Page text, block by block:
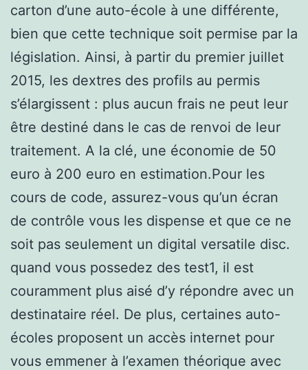
carton d’une auto-école à une différente,
bien que cette technique soit permise par la
législation. Ainsi, à partir du premier juillet
2015, les dextres des profils au permis
s’élargissent : plus aucun frais ne peut leur
être destiné dans le cas de renvoi de leur
traitement. A la clé, une économie de 50
euro à 200 euro en estimation.Pour les
cours de code, assurez-vous qu’un écran
de contrôle vous les dispense et que ce ne
soit pas seulement un digital versatile disc.
quand vous possedez des test1, il est
couramment plus aisé d’y répondre avec un
destinataire réel. De plus, certaines auto-
écoles proposent un accès internet pour
vous emmener à l’examen théorique avec